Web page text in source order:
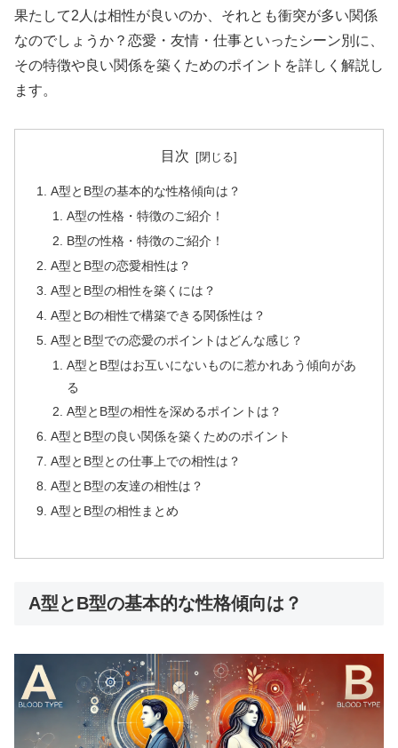
果たして2人は相性が良いのか、それとも衝突が多い関係
なのでしょうか？恋愛・友情・仕事といったシーン別に、
その特徴や良い関係を築くためのポイントを詳しく解説し
ます。
目次
A型とB型の基本的な性格傾向は？
A型の性格・特徴のご紹介！
B型の性格・特徴のご紹介！
A型とB型の恋愛相性は？
A型とB型の相性を築くには？
A型とBの相性で構築できる関係性は？
A型とB型での恋愛のポイントはどんな感じ？
A型とB型はお互いにないものに惹かれあう傾向があ
る
A型とB型の相性を深めるポイントは？
A型とB型の良い関係を築くためのポイント
A型とB型との仕事上での相性は？
A型とB型の友達の相性は？
A型とB型の相性まとめ
A型とB型の基本的な性格傾向は？